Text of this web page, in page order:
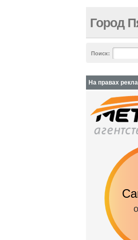
Город
Поиск:
На правах